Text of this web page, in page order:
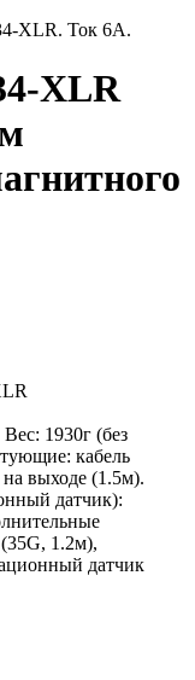
XLR. Ток 6А.
XLR
1930г (без
кабель
выходе (1.5м).
датчик):
1.2м),
датчик